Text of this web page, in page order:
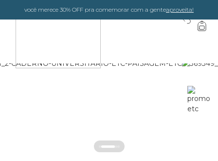
você merece 30% OFF pra comemorar com a genteaproveita!